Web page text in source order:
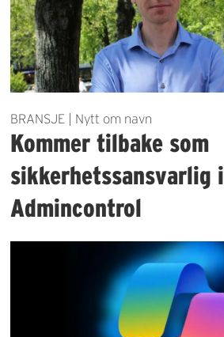
BRANSJE | Nytt om navn
Kommer tilbake som
sikkerhetssansvarlig i
Admincontrol